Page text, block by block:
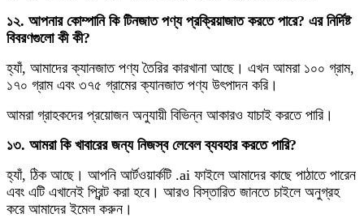
১২. আপনার কোম্পানি কি টিনজাত পণ্য প্রক্রিয়াজাত করতে পারে? এর নির্দিষ্ট
বিবরণগুলো কী কী?
হ্যাঁ, আমাদের ক্যানজাত পণ্য তৈরির কারখানা আছে। এখন আমরা ১০০ গ্রাম,
১৭০ গ্রাম এবং ৩৭৫ গ্রামের ক্যানজাত পণ্য উৎপাদন করি।
আমরা গ্রাহকদের প্রয়োজন অনুযায়ী বিভিন্ন আকারও যাচাই করতে পারি।
১৩. আমরা কি খাবারের জন্য নিজস্ব লেবেল ব্যবহার করতে পারি?
হ্যাঁ, ঠিক আছে। আপনি আর্টওয়ার্কটি .ai ফাইলে আমাদের কাছে পাঠাতে পারেন
এবং এটি এখানেই প্রিন্ট করা হবে। আরও বিস্তারিত জানতে চাইলে অনুগ্রহ
করে আমাদের ইমেল করুন।